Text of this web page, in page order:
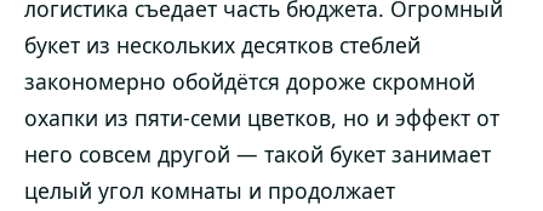
логистика съедает часть бюджета. Огромный
букет из нескольких десятков стеблей
закономерно обойдётся дороже скромной
охапки из пяти-семи цветков, но и эффект от
него совсем другой — такой букет занимает
целый угол комнаты и продолжает